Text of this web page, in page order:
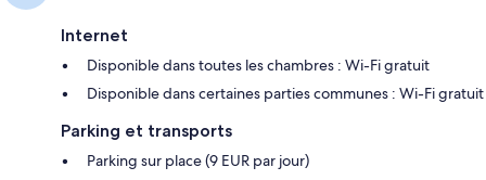
Internet
Disponible dans toutes les chambres : Wi-Fi gratuit
Disponible dans certaines parties communes : Wi-Fi gratuit
Parking et transports
Parking sur place (9 EUR par jour)